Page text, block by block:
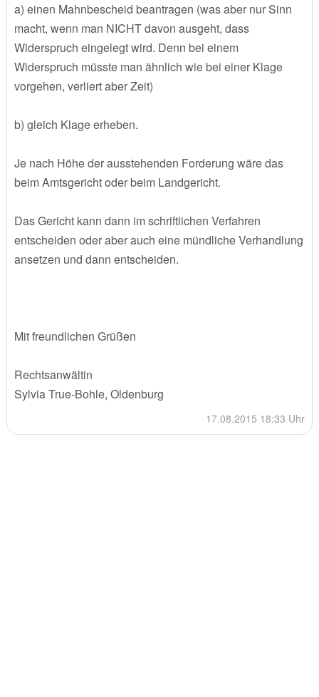
a) einen Mahnbescheid beantragen (was aber nur Sinn
macht, wenn man NICHT davon ausgeht, dass
Widerspruch eingelegt wird. Denn bei einem
Widerspruch müsste man ähnlich wie bei einer Klage
vorgehen, verliert aber Zeit)
b) gleich Klage erheben.
Je nach Höhe der ausstehenden Forderung wäre das
beim Amtsgericht oder beim Landgericht.
Das Gericht kann dann im schriftlichen Verfahren
entscheiden oder aber auch eine mündliche Verhandlung
ansetzen und dann entscheiden.
Mit freundlichen Grüßen
Rechtsanwältin
Sylvia True-Bohle, Oldenburg
17.08.2015 18:33 Uhr